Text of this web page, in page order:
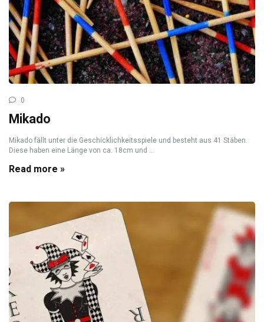
0
Mikado
Mikado fällt unter die Geschicklichkeitsspiele und besteht aus 41 Stäben.
Diese haben eine Länge von ca. 18cm und ...
Read more »